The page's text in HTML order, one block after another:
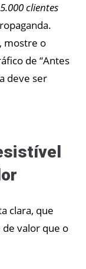
clientes
mostre o
de “Antes
deve ser
clara, que
de valor que o